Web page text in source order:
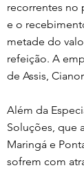
recorrentes no
e o
metade do
refeição. A
de Assis,
Além da
Soluções, que
Maringá e
sofrem com